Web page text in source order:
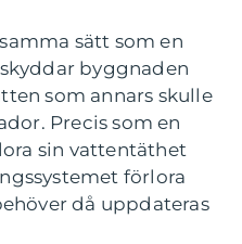
sätt som en
byggnaden
som annars skulle
Precis som en
sin vattentäthet
förlora
då uppdateras